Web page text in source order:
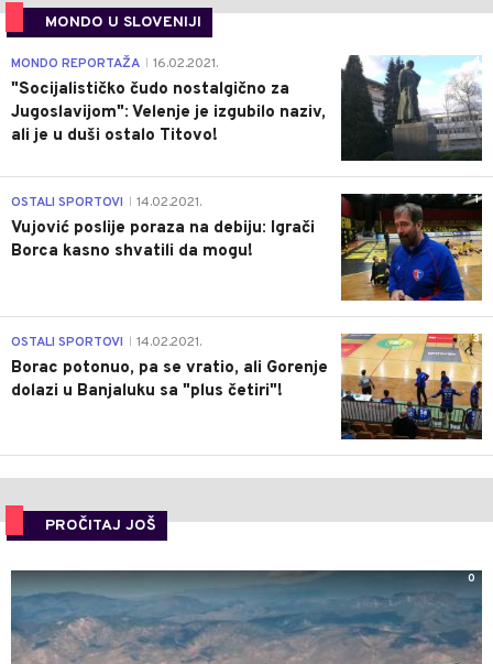
MONDO U SLOVENIJI
4
MONDO REPORTAŽA 16.02.2021.
"Socijalističko čudo nostalgično za
Jugoslavijom": Velenje je izgubilo naziv,
ali je u duši ostalo Titovo!
1
OSTALI SPORTOVI 14.02.2021.
Vujović poslije poraza na debiju: Igrači
Borca kasno shvatili da mogu!
3
OSTALI SPORTOVI 14.02.2021.
Borac potonuo, pa se vratio, ali Gorenje
dolazi u Banjaluku sa "plus četiri"!
PROČITAJ JOŠ
0